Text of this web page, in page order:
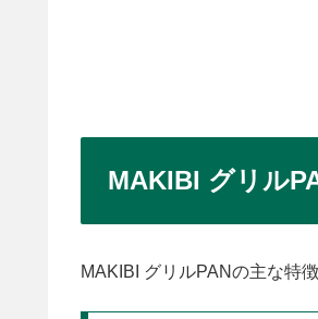
MAKIBI グリル
MAKIBI グリルPANの主な特